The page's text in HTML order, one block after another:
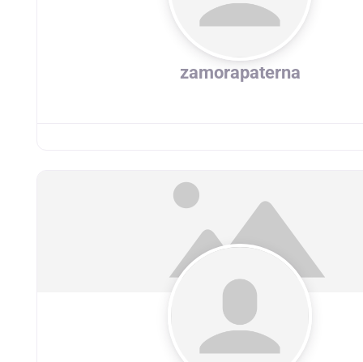
zamorapaterna